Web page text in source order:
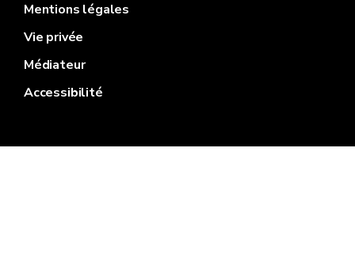
Mentions légales
Vie privée
Médiateur
Accessibilité